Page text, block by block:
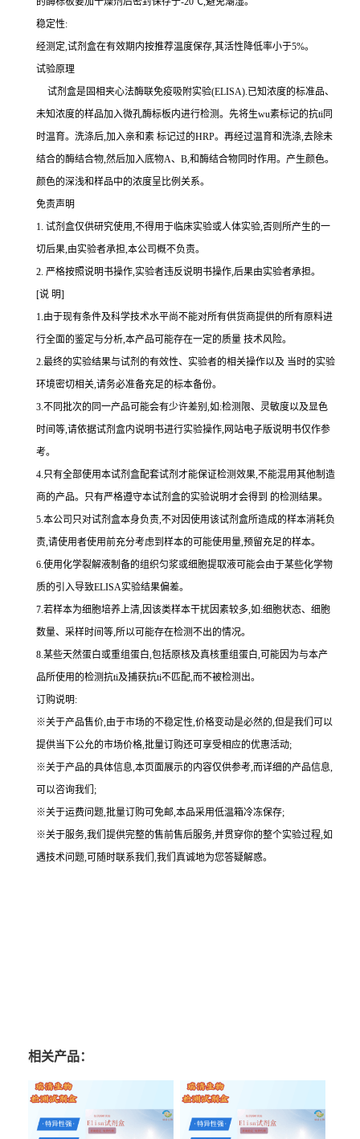
稳定性:
经测定,试剂盒在有效期内按推荐温度保存,其活性降低率小于5%。
试验原理
试剂盒是固相夹心法酶联免疫吸附实验(ELISA).已知浓度的标准品、
未知浓度的样品加入微孔酶标板内进行检测。先将生wu素标记的抗ti 同
时温育。洗涤后,加入亲和素 标记过的HRP。再经过温育和洗涤,去除未
结合的酶结合物,然后加入底物A、B,和酶结合物同时作用。产生颜色。
颜色的深浅和样品中的浓度呈比例关系。
免责声明
1. 试剂盒仅供研究使用,不得用于临床实验或人体实验,否则所产生的一
切后果,由实验者承担,本公司概不负责。
2. 严格按照说明书操作,实验者违反说明书操作,后果由实验者承担。
[说 明]
1.由于现有条件及科学技术水平尚不能对所有供货商提供的所有原料进
行全面的鉴定与分析,本产品可能存在一定的质量 技术风险。
2.最终的实验结果与试剂的有效性、实验者的相关操作以及 当时的实验
环境密切相关,请务必准备充足的标本备份。
3.不同批次的同一产品可能会有少许差别,如:检测限、灵敏度以及显色
时间等,请依据试剂盒内说明书进行实验操作,网站电子版说明书仅作参
考。
4.只有全部使用本试剂盒配套试剂才能保证检测效果,不能混用其他制造
商的产品。只有严格遵守本试剂盒的实验说明才会得到 的检测结果。
5.本公司只对试剂盒本身负责,不对因使用该试剂盒所造成的样本消耗负
责,请使用者使用前充分考虑到样本的可能使用量,预留充足的样本。
6.使用化学裂解液制备的组织匀浆或细胞提取液可能会由于某些化学物
质的引入导致ELISA实验结果偏差。
7.若样本为细胞培养上清,因该类样本干扰因素较多,如:细胞状态、细胞
数量、采样时间等,所以可能存在检测不出的情况。
8.某些天然蛋白或重组蛋白,包括原核及真核重组蛋白,可能因为与本产
品所使用的检测抗ti及捕获抗ti不匹配,而不被检测出。
订购说明:
※关于产品售价,由于市场的不稳定性,价格变动是必然的,但是我们可以
提供当下公允的市场价格,批量订购还可享受相应的优惠活动;
※关于产品的具体信息,本页面展示的内容仅供参考,而详细的产品信息,
可以咨询我们;
※关于运费问题,批量订购可免邮,本品采用低温箱冷冻保存;
※关于服务,我们提供完整的售前售后服务,并贯穿你的整个实验过程,如
遇技术问题,可随时联系我们,我们真诚地为您答疑解惑。
相关产品：